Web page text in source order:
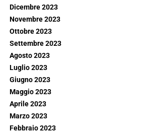
Dicembre 2023
Novembre 2023
Ottobre 2023
Settembre 2023
Agosto 2023
Luglio 2023
Giugno 2023
Maggio 2023
Aprile 2023
Marzo 2023
Febbraio 2023